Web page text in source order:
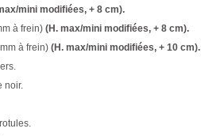
mini modifiées, + 8 cm).
à frein)(H. max/mini modifiées, + 8 cm).
à frein)(H. max/mini modifiées, + 10 cm).
noir.